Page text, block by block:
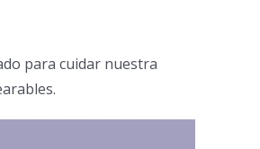
para cuidar nuestra